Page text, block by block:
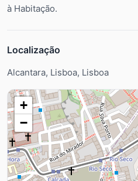
à Habitação.
Localização
Alcantara, Lisboa, Lisboa
+
−